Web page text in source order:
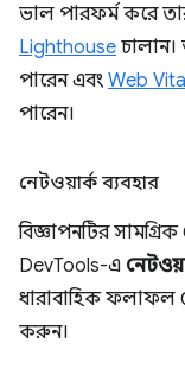
ভাল পারফর্ম করে
Lighthouse
পারেন এবং Web
পারেন।
নেটওয়ার্ক ব্যবহার
বিজ্ঞাপনটির
DevTools-এ
ধারাবাহিক ফলাফল
করুন।